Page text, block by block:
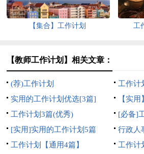
【集合】工作计划 工
【教师工作计划】相关文章：
(荐)工作计划
工作计
实用的工作计划优选[3篇]
【实
工作计划3篇(优秀)
[必备]
[实用]实用的工作计划5篇
行政人
工作计划【通用4篇】
工作计